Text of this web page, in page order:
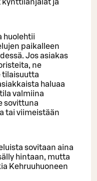
kynttilänjalat ja
huolehtii
paikalleen
Jos asiakas
ne
tilaisuutta
haluaa
valmiina
sovittuna
tai viimeistään
sovitaan aina
hintaan, mutta
Kehruuhuoneen